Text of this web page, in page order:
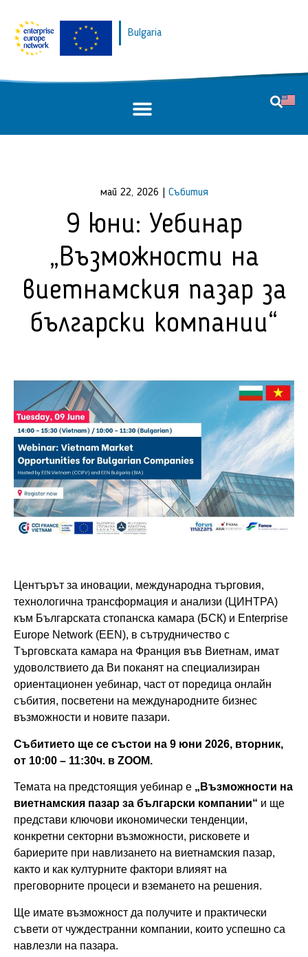
Bulgaria
май 22, 2026 Събития
9 юни: Уебинар
„Възможности на
виетнамския пазар за
български компании“
Центърът за иновации, международна търговия,
технологична трансформация и анализи (ЦИНТРА)
към Българската стопанска камара (БСК) и Enterprise
Europe Network (EEN), в сътрудничество с
Търговската камара на Франция във Виетнам, имат
удоволствието да Ви поканят на специализиран
ориентационен уебинар, част от поредица онлайн
събития, посветени на международните бизнес
възможности и новите пазари.
Събитието ще се състои на 9 юни 2026, вторник,
от 10:00 – 11:30ч. в ZOOM.
Темата на предстоящия уебинар е „Възможности на
виетнамския пазар за български компании“ и ще
представи ключови икономически тенденции,
конкретни секторни възможности, рисковете и
бариерите при навлизането на виетнамския пазар,
както и как културните фактори влияят на
преговорните процеси и вземането на решения.
Ще имате възможност да получите и практически
съвети от чуждестранни компании, които успешно са
навлезли на пазара.